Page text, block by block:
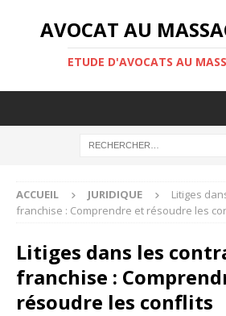
AVOCAT AU
ETUDE D'AVOCATS AU
ACCUEIL JURIDIQUE
Litiges
franchise : Comprendre et résoudre les
Litiges dans les
franchise :
résoudre les conflits